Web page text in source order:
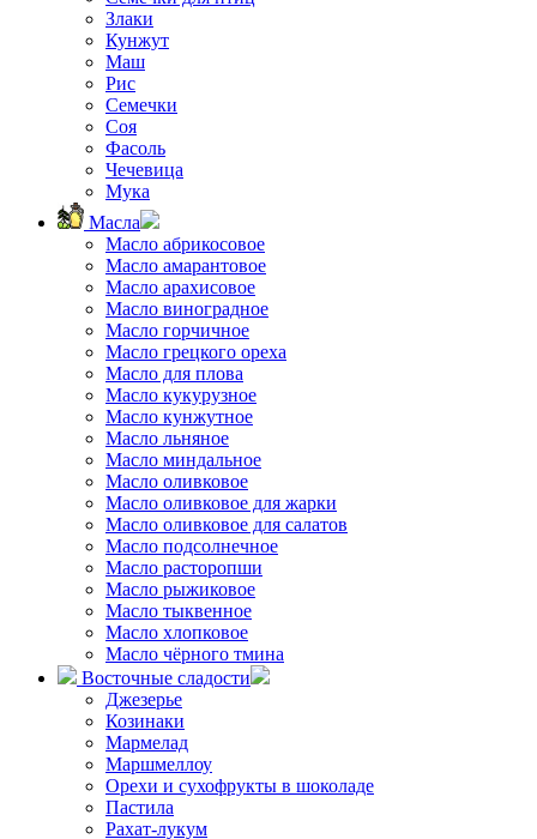
Злаки
Кунжут
Маш
Рис
Семечки
Соя
Фасоль
Чечевица
Мука
Масла
Масло абрикосовое
Масло амарантовое
Масло арахисовое
Масло виноградное
Масло горчичное
Масло грецкого ореха
Масло для плова
Масло кукурузное
Масло кунжутное
Масло льняное
Масло миндальное
Масло оливковое
Масло оливковое для жарки
Масло оливковое для салатов
Масло подсолнечное
Масло расторопши
Масло рыжиковое
Масло тыквенное
Масло хлопковое
Масло чёрного тмина
Восточные сладости
Джезерье
Козинаки
Мармелад
Маршмеллоу
Орехи и сухофрукты в шоколаде
Пастила
Рахат-лукум